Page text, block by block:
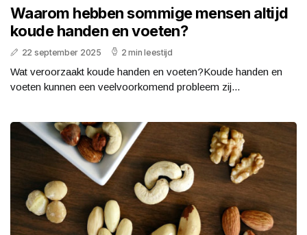
Waarom hebben sommige mensen altijd
koude handen en voeten?
22 september 2025 2 min leestijd
Wat veroorzaakt koude handen en voeten?Koude handen en
voeten kunnen een veelvoorkomend probleem zij...